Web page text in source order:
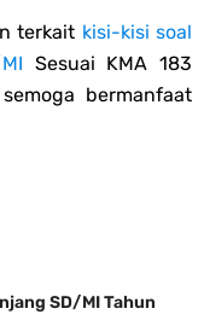
terkait kisi-kisi soal
Sesuai KMA 183
bermanfaat
SD/MI Tahun